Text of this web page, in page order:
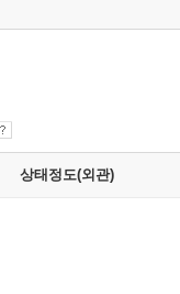
상태정도(외관)